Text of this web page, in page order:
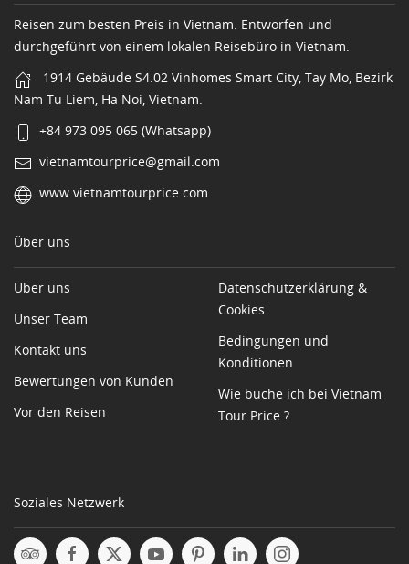
Reisen zum besten Preis in Vietnam. Entworfen und
durchgeführt von einem lokalen Reisebüro in Vietnam.
1914 Gebäude S4.02 Vinhomes Smart City, Tay Mo, Bezirk
Nam Tu Liem, Ha Noi, Vietnam.
+84 973 095 065 (Whatsapp)
vietnamtourprice@gmail.com
www.vietnamtourprice.com
Über uns
Über uns
Unser Team
Kontakt uns
Bewertungen von Kunden
Vor den Reisen
Datenschutzerklärung &
Cookies
Bedingungen und
Konditionen
Wie buche ich bei Vietnam
Tour Price ?
Soziales Netzwerk